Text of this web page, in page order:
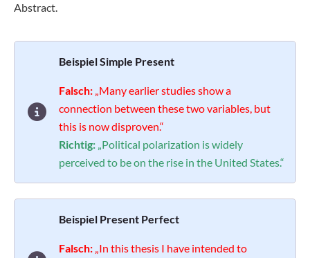
Abstract.
Beispiel Simple Present
Falsch: „Many earlier studies show a
connection between these two variables, but
this is now disproven.“
Richtig: „Political polarization is widely
perceived to be on the rise in the United States.“
Beispiel Present Perfect
Falsch: „In this thesis I have intended to